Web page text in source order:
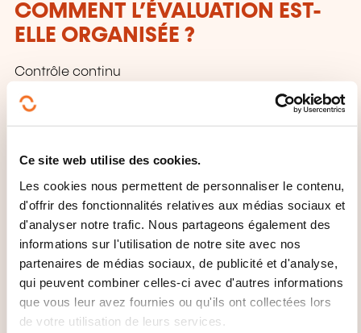
Ce site web utilise des cookies.
Les cookies nous permettent de personnaliser le contenu,
d'offrir des fonctionnalités relatives aux médias sociaux et
d'analyser notre trafic. Nous partageons également des
informations sur l'utilisation de notre site avec nos
partenaires de médias sociaux, de publicité et d'analyse,
qui peuvent combiner celles-ci avec d'autres informations
que vous leur avez fournies ou qu'ils ont collectées lors
de votre utilisation de leurs services.
COMMENT L’ÉVALUATION EST-
ELLE ORGANISÉE ?
Contrôle continu
QUE RECEVEZ-VOUS À LA FIN DE
Attestation de fin de stage mentionnant le résultat
des acquis
QUEL SUPPORT DE COURS EST
FOURNI ?
Sources des exercices + Support papier